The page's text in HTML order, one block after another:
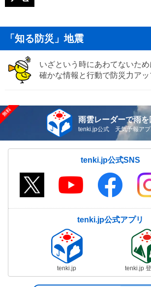
「知る防災」地震
いざという時にあわてないため
確かな情報と行動で防災力アッ
雨雲レーダーで雨を
tenki.jp公式 天気予報アプ
tenki.jp公式SNS
tenki.jp公式アプリ
tenki.jp tenki.jp